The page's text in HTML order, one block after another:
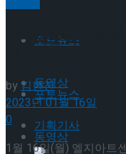
포토뉴스
동영상
기획기사
나는 특별한 휴
포토뉴스
동영상
[현장스케치] 제7
by김현진
2023년 01월 16일
0
1월 16일(월) 엘지아트